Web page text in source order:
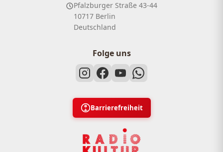
Pfalzburger Straße 43-44
10717 Berlin
Deutschland
Folge uns
Barrierefreiheit